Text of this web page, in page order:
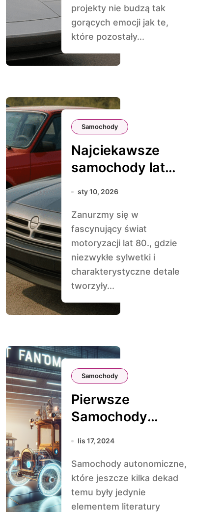
projekty nie budzą tak
gorących emocji jak te,
które pozostały...
Samochody
Najciekawsze
samochody lat
80., o których
sty 10, 2026
Zanurzmy się w
fascynujący świat
motoryzacji lat 80., gdzie
niezwykłe sylwetki i
charakterystyczne detale
tworzyły...
Samochody
Pierwsze
Samochody
Autonomiczne: Od
Rzeczywistości
lis 17, 2024
Samochody autonomiczne,
które jeszcze kilka dekad
temu były jedynie
elementem literatury